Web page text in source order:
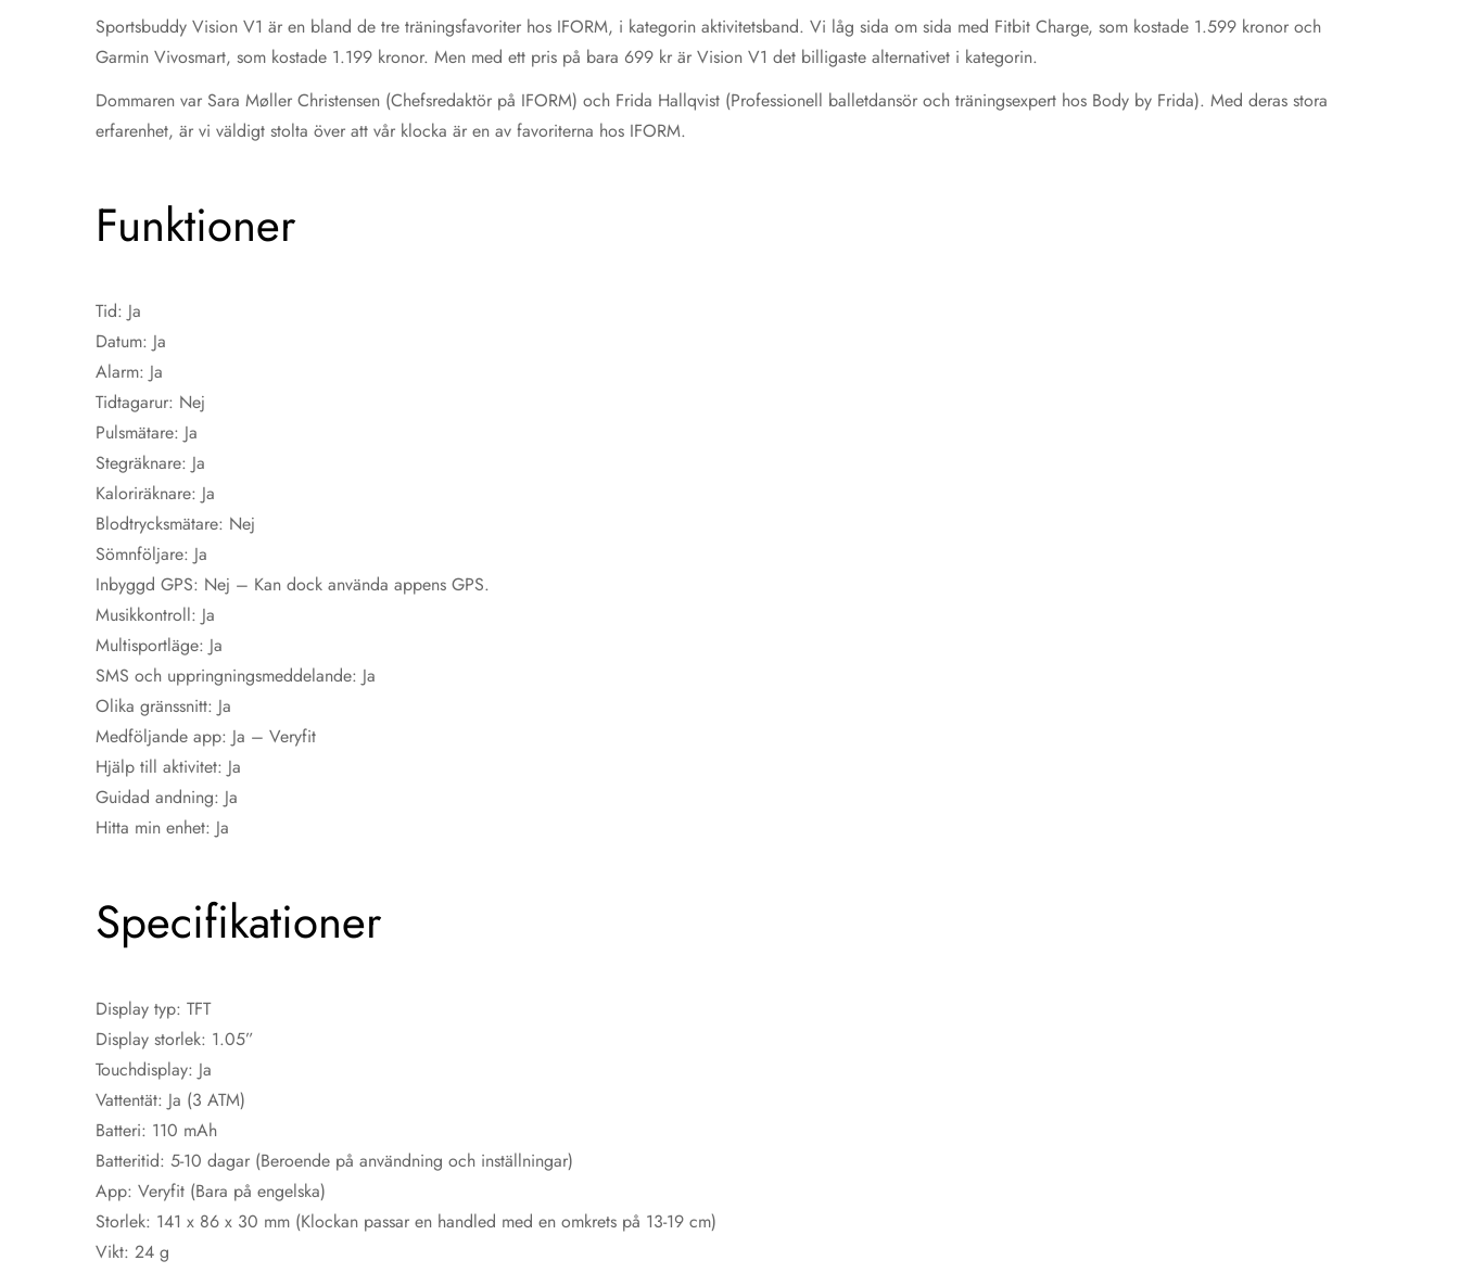
Sportsbuddy Vision V1 är en bland de tre träningsfavoriter hos IFORM, i kategorin aktivitetsband. Vi låg sida om sida med Fitbit Charge, som kostade 1.599 kronor och
Garmin Vivosmart, som kostade 1.199 kronor. Men med ett pris på bara 699 kr är Vision V1 det billigaste alternativet i kategorin.
Dommaren var Sara Møller Christensen (Chefsredaktör på IFORM) och Frida Hallqvist (Professionell balletdansör och träningsexpert hos Body by Frida). Med deras stora
erfarenhet, är vi väldigt stolta över att vår klocka är en av favoriterna hos IFORM.
Funktioner
Tid: Ja
Datum: Ja
Alarm: Ja
Tidtagarur: Nej
Pulsmätare: Ja
Stegräknare: Ja
Kaloriräknare: Ja
Blodtrycksmätare: Nej
Sömnföljare: Ja
Inbyggd GPS: Nej – Kan dock använda appens GPS.
Musikkontroll: Ja
Multisportläge: Ja
SMS och uppringningsmeddelande: Ja
Olika gränssnitt: Ja
Medföljande app: Ja – Veryfit
Hjälp till aktivitet: Ja
Guidad andning: Ja
Hitta min enhet: Ja
Specifikationer
Display typ: TFT
Display storlek: 1.05”
Touchdisplay: Ja
Vattentät: Ja (3 ATM)
Batteri: 110 mAh
Batteritid: 5-10 dagar (Beroende på användning och inställningar)
App: Veryfit (Bara på engelska)
Storlek: 141 x 86 x 30 mm (Klockan passar en handled med en omkrets på 13-19 cm)
Vikt: 24 g